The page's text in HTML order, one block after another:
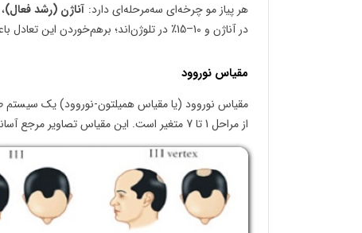
هر پیاز مو چرخه‌ای سه‌مرحله‌ای دارد: آناژن (رشد فعال)
در آناژن و 10–15٪ در تلوژن‌اند؛ برهم‌خوردن این تعادل باعث الگوهای گوناگون ریزش می‌شود.
مقیاس نوروود
مقیاس نوروود (یا مقیاس همیلتون-نوروود) یک سیستم
از مراحل 1 تا 7 متغیر است. این مقیاس تصاویر مرجع آسانی را ارائه می‌دهد که مراحل مختلف طاسی را نشان می‌دهد.